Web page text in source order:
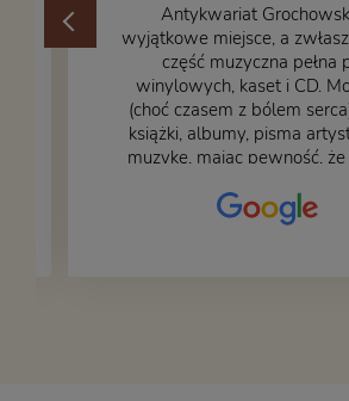
​Antykwariat
wyjątkowe miejsce, a
część muzyczna pełna
winylowych, kaset i CD.
(choć czasem z bólem
książki, albumy, pisma
muzykę, mając pewność,
– nasze książki w trakcie
przepakowywania. Część